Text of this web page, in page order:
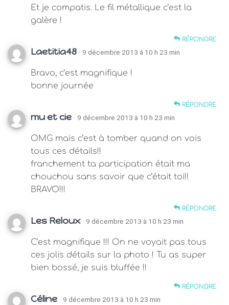
Et je compatis. Le fil métallique c’est la
galère !
RÉPONDRE
Laetitia48 · 9 décembre 2013 à 10 h 23 min
Bravo, c’est magnifique !
bonne journée
RÉPONDRE
mu et cie · 9 décembre 2013 à 10 h 23 min
OMG mais c’est à tomber quand on vois
tous ces détails!!
franchement ta participation était ma
chouchou sans savoir que c’était toi!!
BRAVO!!!
RÉPONDRE
Les Reloux · 9 décembre 2013 à 10 h 23 min
C’est magnifique !!! On ne voyait pas tous
ces jolis détails sur la photo ! Tu as super
bien bossé, je suis bluffée !!
RÉPONDRE
Céline · 9 décembre 2013 à 10 h 23 min